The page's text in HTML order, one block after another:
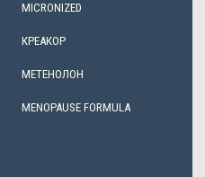
MICRONIZED
КРЕАКОР
МЕТЕНОЛОН
MENOPAUSE FORMULA